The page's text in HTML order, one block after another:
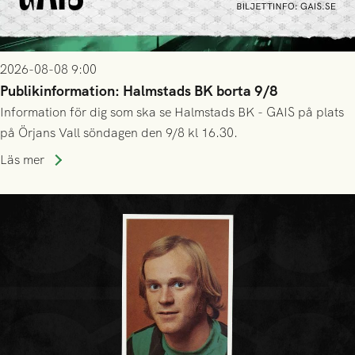
2026-08-08 9:00
Publikinformation: Halmstads BK borta 9/8
Information för dig som ska se Halmstads BK - GAIS på plats
på Örjans Vall söndagen den 9/8 kl 16.30.
Läs mer